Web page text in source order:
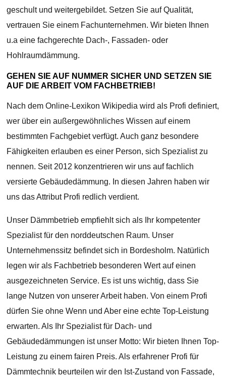
geschult und weitergebildet. Setzen Sie auf Qualität,
vertrauen Sie einem Fachunternehmen. Wir bieten Ihnen
u.a eine fachgerechte Dach-, Fassaden- oder
Hohlraumdämmung.
GEHEN SIE AUF NUMMER SICHER UND SETZEN SIE
AUF DIE ARBEIT VOM FACHBETRIEB!
Nach dem Online-Lexikon Wikipedia wird als Profi definiert,
wer über ein außergewöhnliches Wissen auf einem
bestimmten Fachgebiet verfügt. Auch ganz besondere
Fähigkeiten erlauben es einer Person, sich Spezialist zu
nennen. Seit 2012 konzentrieren wir uns auf fachlich
versierte Gebäudedämmung. In diesen Jahren haben wir
uns das Attribut Profi redlich verdient.
Unser Dämmbetrieb empfiehlt sich als Ihr kompetenter
Spezialist für den norddeutschen Raum. Unser
Unternehmenssitz befindet sich in Bordesholm. Natürlich
legen wir als Fachbetrieb besonderen Wert auf einen
ausgezeichneten Service. Es ist uns wichtig, dass Sie
lange Nutzen von unserer Arbeit haben. Von einem Profi
dürfen Sie ohne Wenn und Aber eine echte Top-Leistung
erwarten. Als Ihr Spezialist für Dach- und
Gebäudedämmungen ist unser Motto: Wir bieten Ihnen Top-
Leistung zu einem fairen Preis. Als erfahrener Profi für
Dämmtechnik beurteilen wir den Ist-Zustand von Fassade,